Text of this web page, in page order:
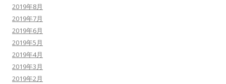
2019年8月
2019年7月
2019年6月
2019年5月
2019年4月
2019年3月
2019年2月